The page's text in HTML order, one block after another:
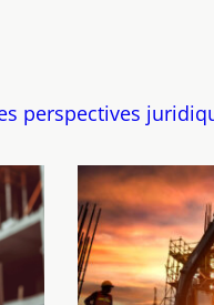
perspectives